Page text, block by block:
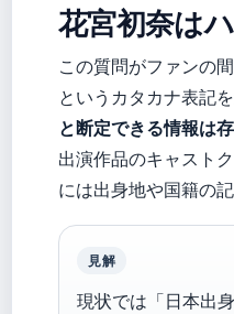
花宮初奈は
この質問がファンの
というカタカナ表記
と断定できる情報は
出演作品のキャスト
には出身地や国籍の
見解
現状では「日本出